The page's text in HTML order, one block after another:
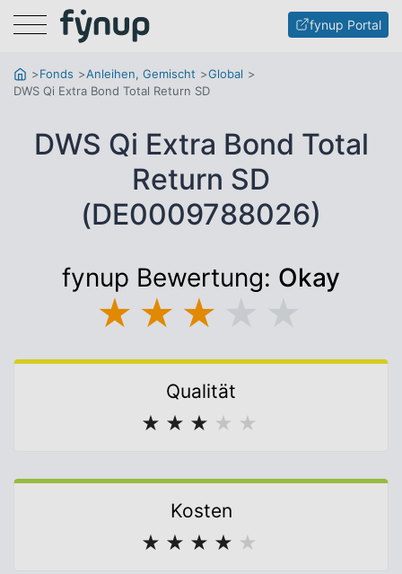
Menu fynup Portal
Fonds Anleihen, Gemischt
Global
DWS Qi Extra Bond Total Return SD
DWS Qi Extra Bond Total
Return SD
(DE0009788026)
fynup Bewertung: Okay
★ ★ ★
Qualität
★ ★ ★ ★ ★
Kosten
★ ★ ★ ★ ★